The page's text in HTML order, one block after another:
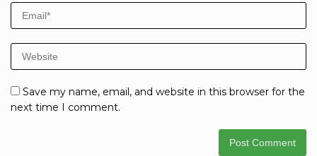
Save my name, email, and website in this browser for the
next time I comment.